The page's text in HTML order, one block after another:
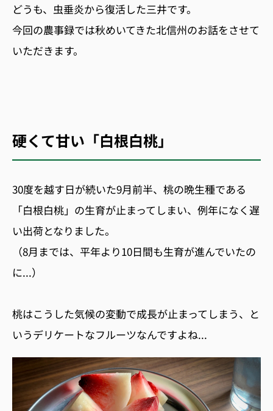
どうも、虫垂炎から復活した三井です。
今回の農事録では秋めいてきた北信州のお話をさせて
いただきます。
硬くて甘い「白根白桃」
30度を越す日が続いた9月前半、桃の晩生種である
「白根白桃」の生育が止まってしまい、例年になく遅
い出荷となりました。
（8月までは、平年より10日間も生育が進んでいたの
に...）
桃はこうした気候の変動で成長が止まってしまう、と
いうデリケートなフルーツなんですよね...